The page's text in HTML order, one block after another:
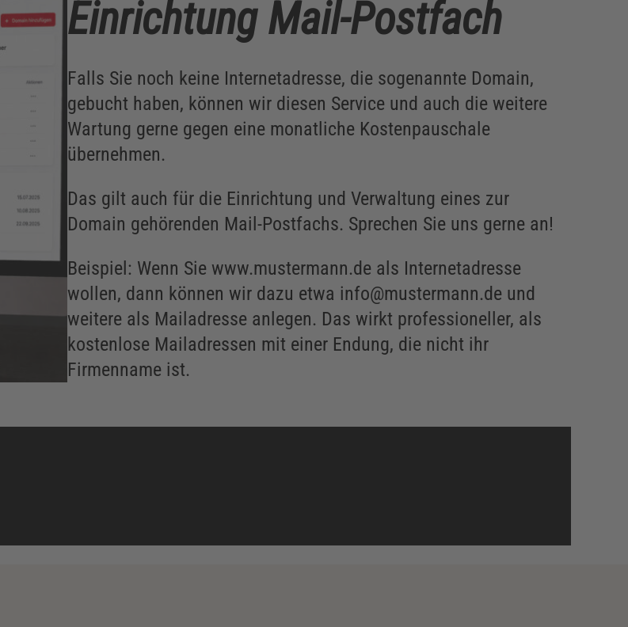
Einrichtung Mail-Postfach
Falls Sie noch keine Internetadresse, die sogenannte Domain,
gebucht haben, können wir diesen Service und auch die weitere
Wartung gerne gegen eine monatliche Kostenpauschale
übernehmen.
Das gilt auch für die Einrichtung und Verwaltung eines zur
Domain gehörenden Mail-Postfachs. Sprechen Sie uns gerne an!
Beispiel: Wenn Sie www.mustermann.de als Internetadresse
wollen, dann können wir dazu etwa info@mustermann.de und
weitere als Mailadresse anlegen. Das wirkt professioneller, als
kostenlose Mailadressen mit einer Endung, die nicht ihr
Firmenname ist.